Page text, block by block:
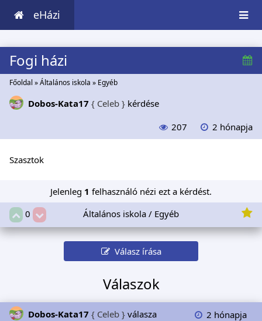
eHázi
Fogi házi
Főoldal »Általános iskola » Egyéb
Dobos-Kata17 { Celeb } kérdése
207
2 hónapja
Szasztok
Jelenleg 1 felhasználó nézi ezt a kérdést.
0
Általános iskola / Egyéb
Válasz írása
Válaszok
Dobos-Kata17 { Celeb } válasza 2 hónapja